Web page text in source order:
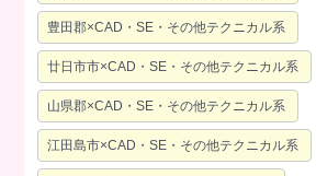
豊田郡×CAD・SE・その他テクニカル系
廿日市市×CAD・SE・その他テクニカル系
山県郡×CAD・SE・その他テクニカル系
江田島市×CAD・SE・その他テクニカル系